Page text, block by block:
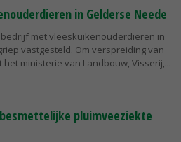
in Gelderse Neede
met vleeskuikenouderdieren in
vastgesteld. Om verspreiding van
ministerie van Landbouw, Visserij,...
pluimveeziekte